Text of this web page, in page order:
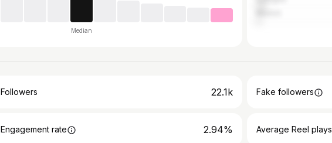
Median
Followers 22.1k Fake followers
Engagement rate 2.94% Average Reel plays